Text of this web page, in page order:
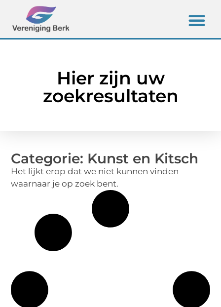
Hier zijn uw
zoekresultaten
Categorie: Kunst en Kitsch
Het lijkt erop dat we niet kunnen vinden
waarnaar je op zoek bent.